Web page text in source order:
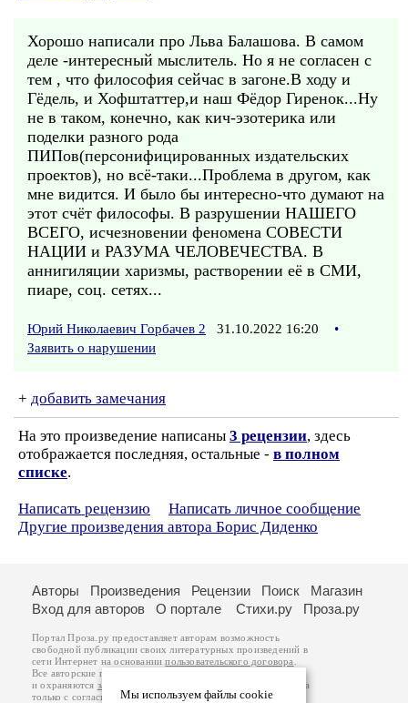
Хорошо написали про Льва Балашова. В самом
деле -интересный мыслитель. Но я не согласен с
тем , что философия сейчас в загоне.В ходу и
Гёдель, и Хофштаттер,и наш Фёдор Гиренок...Ну
не в таком, конечно, как кич-эзотерика или
поделки разного рода
ПИПов(персонифицированных издательских
проектов), но всё-таки...Проблема в другом, как
мне видится. И было бы интересно-что думают на
этот счёт философы. В разрушении НАШЕГО
ВСЕГО, исчезновении феномена СОВЕСТИ
НАЦИИ и РАЗУМА ЧЕЛОВЕЧЕСТВА. В
аннигиляции харизмы, растворении её в СМИ,
пиаре, соц. сетях...
Юрий Николаевич Горбачев 2 31.10.2022 16:20
•
Заявить о нарушении
+ добавить замечания
На это произведение написаны 3 рецензии, здесь
отображается последняя, остальные - в полном
списке.
Написать рецензию
Написать личное сообщение
Другие произведения автора Борис Диденко
Мы используем файлы cookie
Авторы Произведения Рецензии Поиск
Магазин
Вход для авторов
О портале Стихи.ру Проза.ру
Портал Проза.ру предоставляет авторам возможность
свободной публикации своих литературных произведений в
сети Интернет на основаниипользовательского договора
Все авторские права на произведения принадлежат авторам
и охраняются законом
. Перепечатка произведений возможна
только с согласия его автора, к которому вы можете